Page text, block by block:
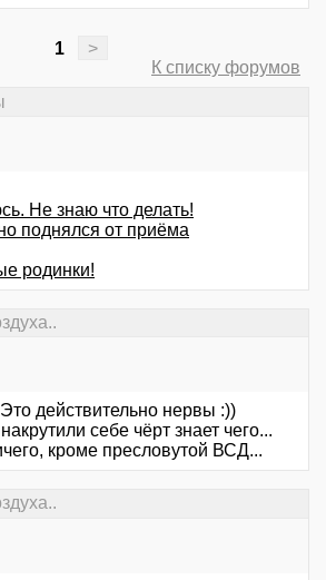
1
>
К списку форумов
Не знаю что делать!
поднялся от приёма
родинки!
действительно нервы :))
себе чёрт знает чего...
кроме пресловутой ВСД...